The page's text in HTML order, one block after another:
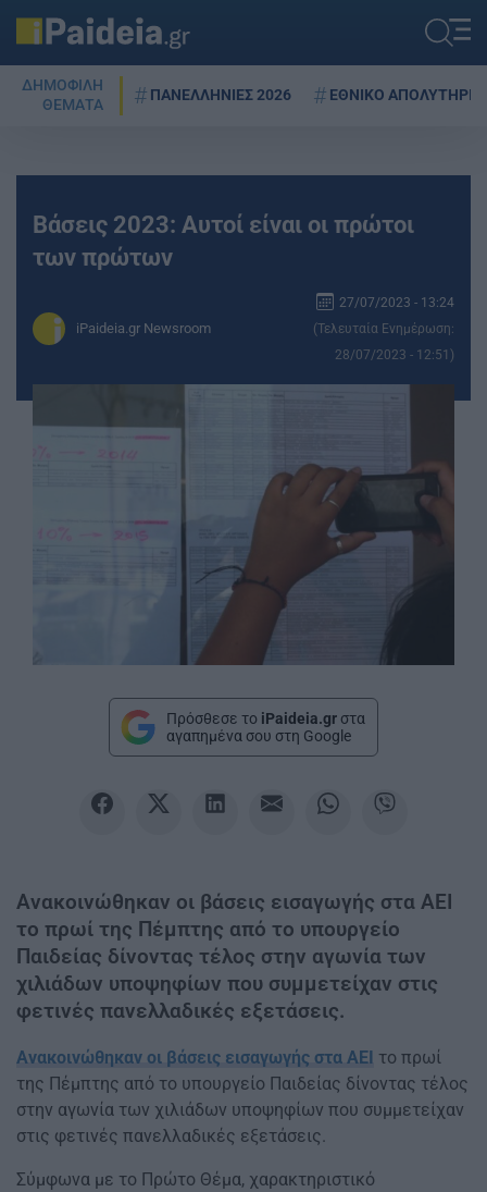
ΔΗΜΟΦΙΛΗ
ΘΕΜΑΤΑ
ΠΑΝΕΛΛΗΝΙΕΣ 2026 ΕΘΝΙΚΟ ΑΠΟΛΥΤΗΡΙΟ
Βάσεις 2023: Αυτοί είναι οι πρώτοι
των πρώτων
iPaideia.gr Newsroom
27/07/2023 - 13:24
(Τελευταία Ενημέρωση:
28/07/2023 - 12:51)
Πρόσθεσε το iPaideia.gr στα
αγαπημένα σου στη Google
Ανακοινώθηκαν οι βάσεις εισαγωγής στα ΑΕΙ
το πρωί της Πέμπτης από το υπουργείο
Παιδείας δίνοντας τέλος στην αγωνία των
χιλιάδων υποψηφίων που συμμετείχαν στις
φετινές πανελλαδικές εξετάσεις.
Ανακοινώθηκαν οι βάσεις εισαγωγής στα ΑΕΙ το πρωί
της Πέμπτης από το υπουργείο Παιδείας δίνοντας τέλος
στην αγωνία των χιλιάδων υποψηφίων που συμμετείχαν
στις φετινές πανελλαδικές εξετάσεις.
Σύμφωνα με το Πρώτο Θέμα, χαρακτηριστικό